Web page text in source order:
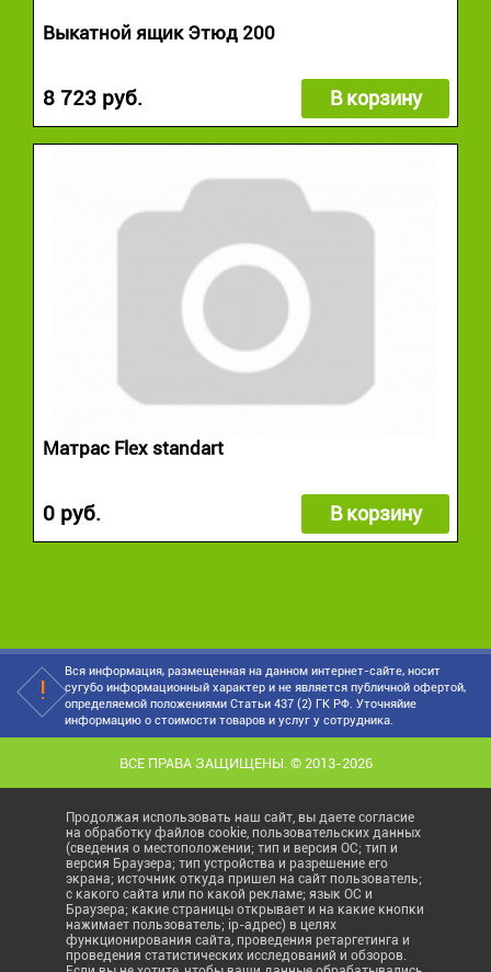
Выкатной ящик Этюд 200
8 723 руб. В корзину
Матрас Flex standart
0 руб. В корзину
Вся информация, размещенная на данном интернет-сайте, носит
сугубо информационный характер и не является публичной офертой,
определяемой положениями Статьи 437 (2) ГК РФ. Уточняйие
информацию о стоимости товаров и услуг у сотрудника.
ВСЕ ПРАВА ЗАЩИЩЕНЫ. © 2013-2026
Продолжая использовать наш сайт, вы даете согласие
на обработку файлов cookie, пользовательских данных
(сведения о местоположении; тип и версия ОС; тип и
версия Браузера; тип устройства и разрешение его
экрана; источник откуда пришел на сайт пользователь;
с какого сайта или по какой рекламе; язык ОС и
Браузера; какие страницы открывает и на какие кнопки
нажимает пользователь; ip-адрес) в целях
функционирования сайта, проведения ретаргетинга и
проведения статистических исследований и обзоров.